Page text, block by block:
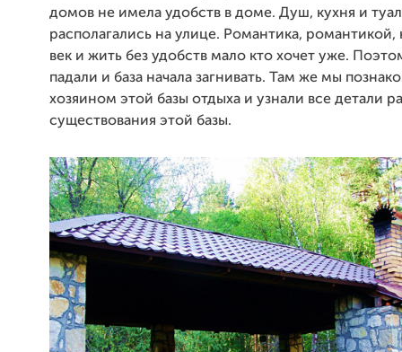
домов не имела удобств в доме. Душ, кухня и
располагались на улице. Романтика, романтикой,
век и жить без удобств мало кто хочет уже.
падали и база начала загнивать. Там же мы
хозяином этой базы отдыха и узнали все детали
существования этой базы.